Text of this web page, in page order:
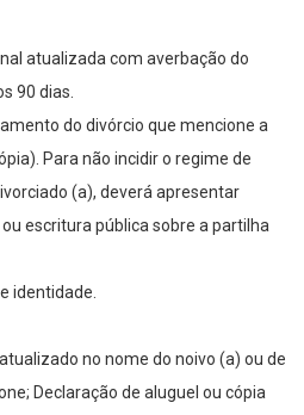
atualizada com averbação do
90 dias.
do divórcio que mencione a
Para não incidir o regime de
(a), deverá apresentar
escritura pública sobre a partilha
identidade.
no nome do noivo (a) ou de
Declaração de aluguel ou cópia